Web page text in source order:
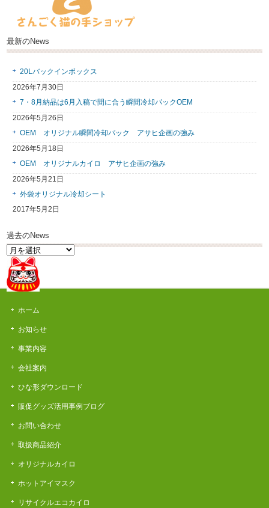
最新のNews
20Lバックインボックス
2026年7月30日
7・8月納品は6月入稿で間に合う瞬間冷却パックOEM
2026年5月26日
OEM オリジナル瞬間冷却パック アサヒ企画の強み
2026年5月18日
OEM オリジナルカイロ アサヒ企画の強み
2026年5月21日
外袋オリジナル冷却シート
2017年5月2日
過去のNews
過
去
の
News
ホーム
お知らせ
事業内容
会社案内
ひな形ダウンロード
販促グッズ活用事例ブログ
お問い合わせ
取扱商品紹介
オリジナルカイロ
ホットアイマスク
リサイクルエコカイロ